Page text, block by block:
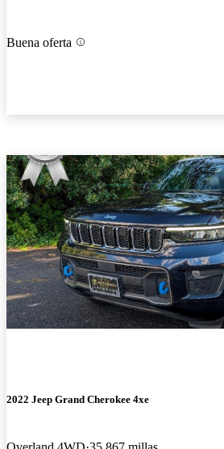
Buena oferta
2022 Jeep Grand Cherokee 4xe